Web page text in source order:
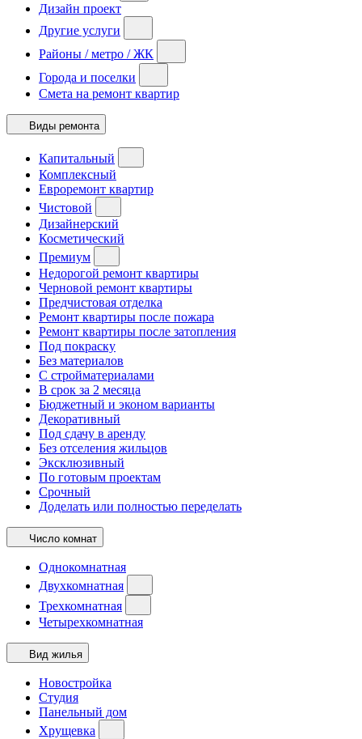
Дизайн проект
Другие услуги
Районы / метро / ЖК
Города и поселки
Смета на ремонт квартир
Виды ремонта
Капитальный
Комплексный
Евроремонт квартир
Чистовой
Дизайнерский
Косметический
Премиум
Недорогой ремонт квартиры
Черновой ремонт квартиры
Предчистовая отделка
Ремонт квартиры после пожара
Ремонт квартиры после затопления
Под покраску
Без материалов
С стройматериалами
В срок за 2 месяца
Бюджетный и эконом варианты
Декоративный
Под сдачу в аренду
Без отселения жильцов
Эксклюзивный
По готовым проектам
Срочный
Доделать или полностью переделать
Число комнат
Однокомнатная
Двухкомнатная
Трехкомнатная
Четырехкомнатная
Вид жилья
Новостройка
Студия
Панельный дом
Хрущевка